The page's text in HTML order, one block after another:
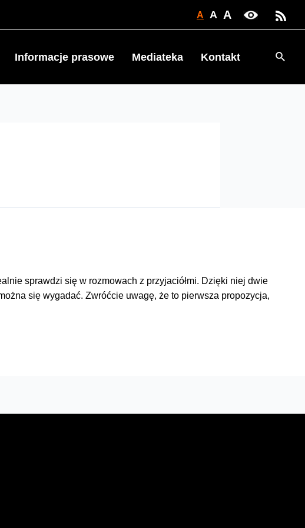
A A A
Informacje prasowe Mediateka Kontakt
sprawdzi się w rozmowach z przyjaciółmi. Dzięki niej dwie
się wygadać. Zwróćcie uwagę, że to pierwsza propozycja,